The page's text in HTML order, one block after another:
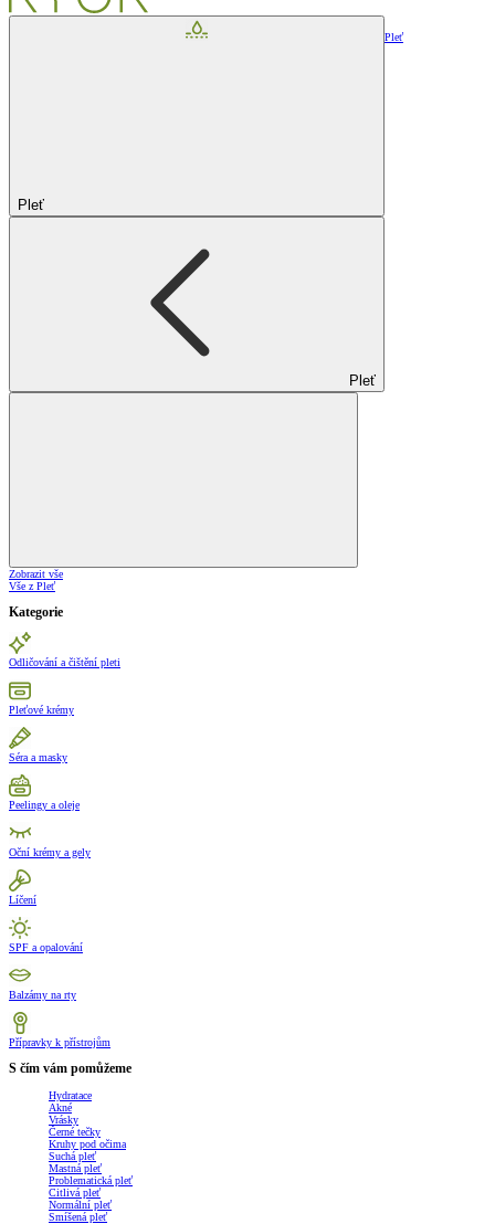
Pleť
Pleť
Pleť
Zobrazit vše
Vše z Pleť
Kategorie
Odličování a čištění pleti
Pleťové krémy
Séra a masky
Peelingy a oleje
Oční krémy a gely
Líčení
SPF a opalování
Balzámy na rty
Přípravky k přístrojům
S čím vám pomůžeme
Hydratace
Akné
Vrásky
Černé tečky
Kruhy pod očima
Suchá pleť
Mastná pleť
Problematická pleť
Citlivá pleť
Normální pleť
Smíšená pleť